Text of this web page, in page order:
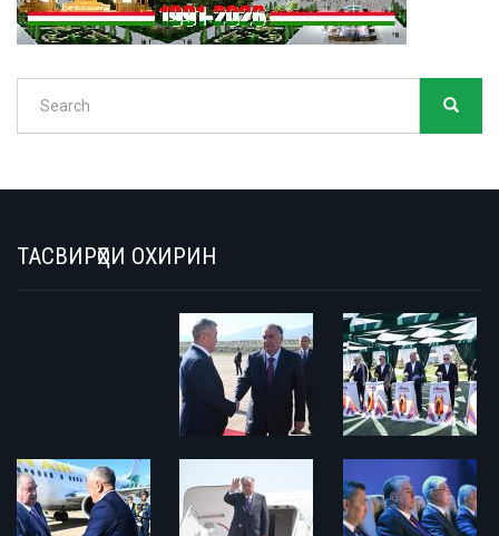
Search
ТАСВИРҲОИ ОХИРИН